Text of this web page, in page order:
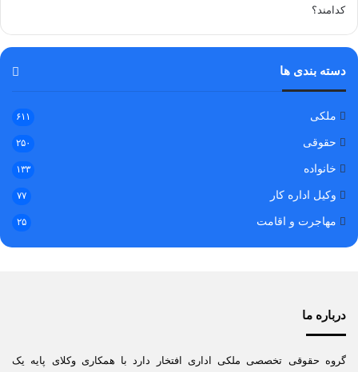
دسته بندی ها
ملکی ۶۱۱
حقوقی ۲۵۰
خانواده ۱۳۳
وکیل اداره کار ۷۷
مهاجرت و اقامت ۲۵
درباره ما
گروه حقوقی تخصصی ملکی اداری افتخار دارد با همکاری وکلای پایه یک